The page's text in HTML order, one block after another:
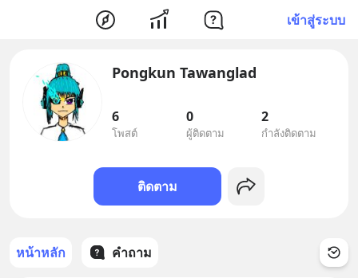
เข้าสู่ระบบ
Pongkun Tawanglad
6
โพสต์
0
ผู้ติดตาม
2
กำลังติดตาม
ติดตาม
หน้าหลัก คำถาม